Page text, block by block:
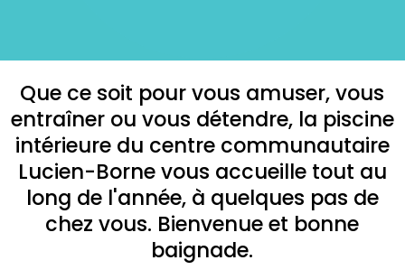
Que ce soit pour vous amuser, vous
entraîner ou vous détendre, la piscine
intérieure du centre communautaire
Lucien-Borne vous accueille tout au
long de l'année, à quelques pas de
chez vous. Bienvenue et bonne
baignade.